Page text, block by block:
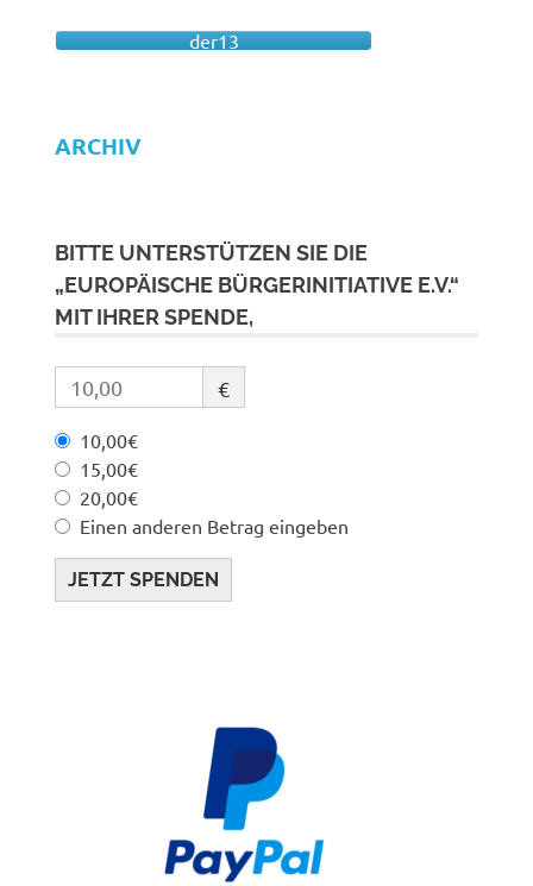
der13
ARCHIV
BITTE UNTERSTÜTZEN SIE DIE
„EUROPÄISCHE BÜRGERINITIATIVE E.V.“
MIT IHRER SPENDE,
€
10,00€
15,00€
20,00€
Einen anderen Betrag eingeben
JETZT SPENDEN